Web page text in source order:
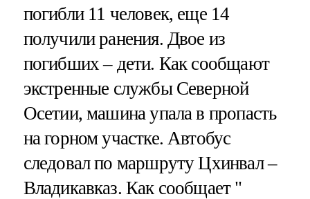
погибли 11 человек, еще 14
получили ранения. Двое из
погибших – дети. Как сообщают
экстренные службы Северной
Осетии, машина упала в пропасть
на горном участке. Автобус
следовал по маршруту Цхинвал –
Владикавказ. Как сообщает "